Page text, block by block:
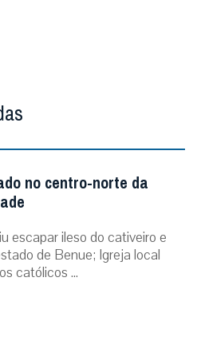
no centro-norte da
escapar ileso do cativeiro e
de Benue; Igreja local
católicos ...